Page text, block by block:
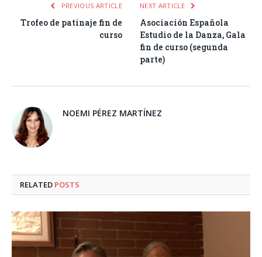
PREVIOUS ARTICLE
Trofeo de patinaje fin de
curso
NEXT ARTICLE
Asociación Española
Estudio de la Danza, Gala
fin de curso (segunda
parte)
NOEMI PÉREZ MARTÍNEZ
RELATED POSTS